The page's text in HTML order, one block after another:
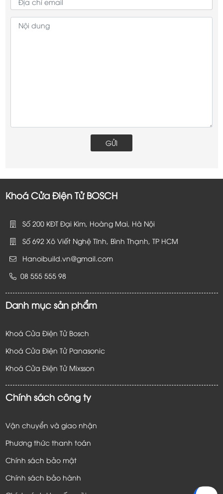
Khoá Cửa Điện Tử BOSCH
Số 200 KĐT Đại Kim, Hoàng Mai, Hà Nội
Số 692 Xô Viết Nghệ Tĩnh, Bình Thạnh, TP HCM
Hanoibuild.vn@gmail.com
08 555 555 98
Danh mục sản phẩm
Khoá Cửa Điện Tử Bosch
Khoá Cửa Điện Tử Panasonic
Khoá Cửa Điện Tử Mixsson
Chính sách công ty
Vận chuyển và giao nhận
Phương thức thanh toán
Chính sách bảo mật
Chính sách bảo hành